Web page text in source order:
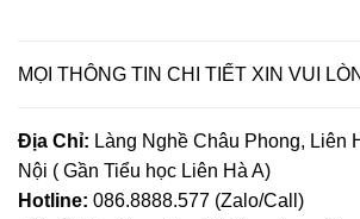
MỌI THÔNG TIN CHI TIẾT XIN VUI
Địa Chỉ: Làng Nghề Châu Phong, Liên
Nội ( Gần Tiểu học Liên Hà A)
Hotline: 086.8888.577 (Zalo/Call)